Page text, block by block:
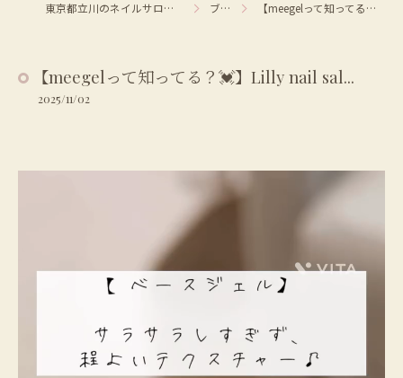
東京都立川のネイルサロンならLilly nail salon ブログ 【meegelって知ってる？💓】Lilly nail sal...
【meegelって知ってる？💓】Lilly nail sal...
2025/11/02